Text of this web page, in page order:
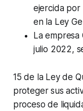
ejercida por
en la Ley
La empresa
julio 2022,
15 de la Ley de
proteger sus
proceso de